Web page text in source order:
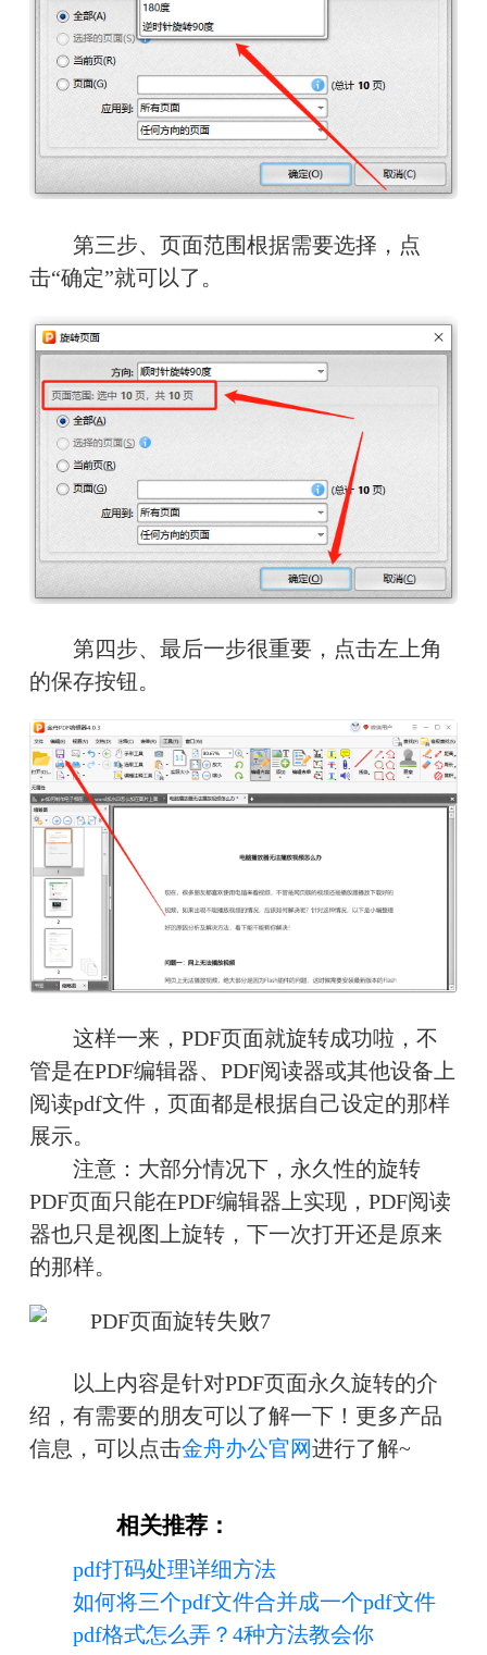
第三步、页面范围根据需要选择，点
击“确定”就可以了。
第四步、最后一步很重要，点击左上角
的保存按钮。
这样一来，PDF页面就旋转成功啦，不
管是在PDF编辑器、PDF阅读器或其他设备上
阅读pdf文件，页面都是根据自己设定的那样
展示。
注意：大部分情况下，永久性的旋转
PDF页面只能在PDF编辑器上实现，PDF阅读
器也只是视图上旋转，下一次打开还是原来
的那样。
以上内容是针对PDF页面永久旋转的介
绍，有需要的朋友可以了解一下！更多产品
信息，可以点击金舟办公官网进行了解~
相关推荐：
pdf打码处理详细方法
如何将三个pdf文件合并成一个pdf文件
pdf格式怎么弄？4种方法教会你